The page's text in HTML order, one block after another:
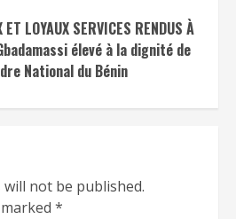
LOYAUX SERVICES RENDUS À
élevé à la dignité de
National du Bénin
not be published.
*